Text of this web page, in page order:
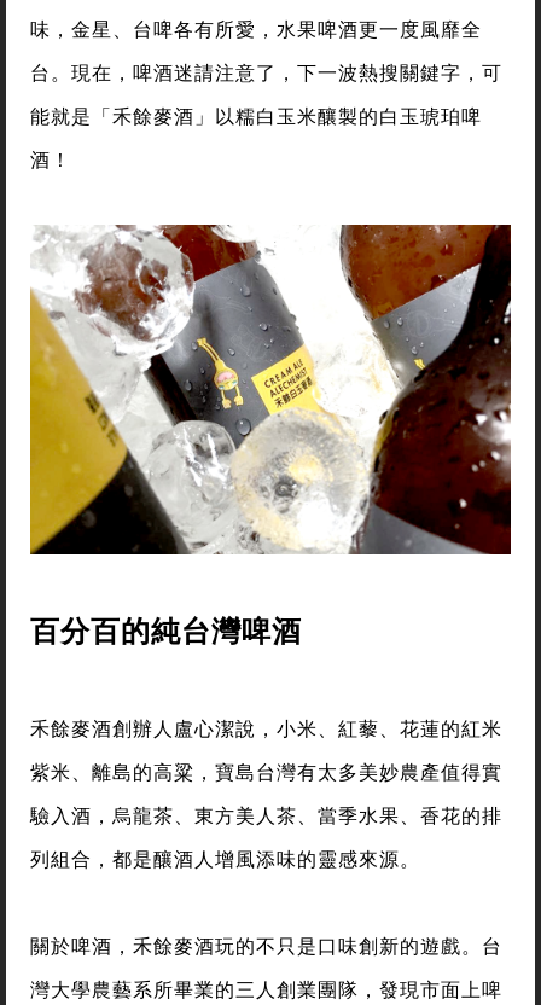
味，金星、台啤各有所愛，水果啤酒更一度風靡全
台。現在，啤酒迷請注意了，下一波熱搜關鍵字，可
能就是「禾餘麥酒」以糯白玉米釀製的白玉琥珀啤
酒！
百分百的純台灣啤酒
禾餘麥酒創辦人盧心潔說，小米、紅藜、花蓮的紅米
紫米、離島的高粱，寶島台灣有太多美妙農產值得實
驗入酒，烏龍茶、東方美人茶、當季水果、香花的排
列組合，都是釀酒人增風添味的靈感來源。
關於啤酒，禾餘麥酒玩的不只是口味創新的遊戲。台
灣大學農藝系所畢業的三人創業團隊，發現市面上啤